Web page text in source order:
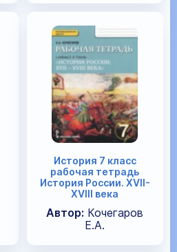
История 7 класс
рабочая тетрадь
История России. XVII-
XVIII века
Автор: Кочегаров
Е.А.